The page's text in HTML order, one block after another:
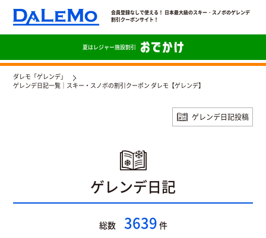
会員登録なしで使える！ 日本最大級のスキー・スノボのゲレンデ
割引クーポンサイト！
夏はレジャー施設割引
ダレモ「ゲレンデ」
ゲレンデ日記一覧｜スキー・スノボの割引クーポン ダレモ【ゲレンデ】
ゲレンデ日記投稿
ゲレンデ日記
総数 3639 件